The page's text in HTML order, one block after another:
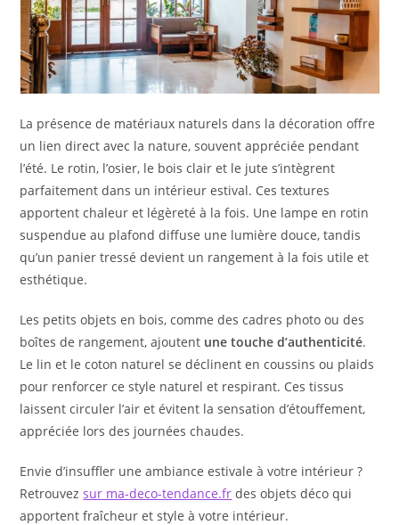
La présence de matériaux naturels dans la décoration offre
un lien direct avec la nature, souvent appréciée pendant
l’été. Le rotin, l’osier, le bois clair et le jute s’intègrent
parfaitement dans un intérieur estival. Ces textures
apportent chaleur et légèreté à la fois. Une lampe en rotin
suspendue au plafond diffuse une lumière douce, tandis
qu’un panier tressé devient un rangement à la fois utile et
esthétique.
Les petits objets en bois, comme des cadres photo ou des
boîtes de rangement, ajoutent une touche d’authenticité.
Le lin et le coton naturel se déclinent en coussins ou plaids
pour renforcer ce style naturel et respirant. Ces tissus
laissent circuler l’air et évitent la sensation d’étouffement,
appréciée lors des journées chaudes.
Envie d’insuffler une ambiance estivale à votre intérieur ?
Retrouvezsur ma-deco-tendance.fr des objets déco qui
apportent fraîcheur et style à votre intérieur.